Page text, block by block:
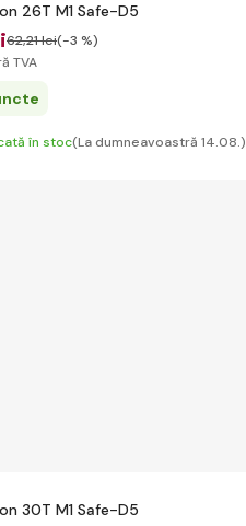
26T M1 Safe-D5
62,21 lei(-3 %)
TVA
în stoc(La dumneavoastră 14.08.)
30T M1 Safe-D5